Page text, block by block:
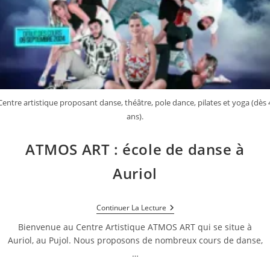
artistique proposant danse, théâtre, pole dance, pilates et yoga (dès
ans).
ATMOS ART : école de danse à
Auriol
Continuer La LectureATMOS
ART
:
École
De
Bienvenue au Centre Artistique ATMOS ART qui se situe à
Auriol, au Pujol. Nous proposons de nombreux cours de danse,
…